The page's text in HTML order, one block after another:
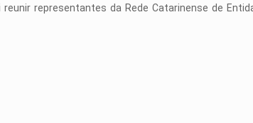
representantes da Rede Catarinense de